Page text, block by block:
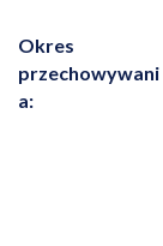
Okres
przechowywani
a: